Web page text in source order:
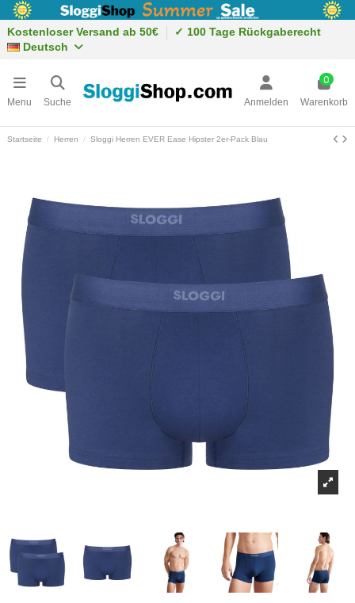
Kostenloser Versand ab 50€
✓ 100 Tage Rückgaberecht
Deutsch
Menu Suche Anmelden
0
Warenkorb
Startseite Herren Sloggi Herren EVER Ease Hipster 2er-Pack Blau